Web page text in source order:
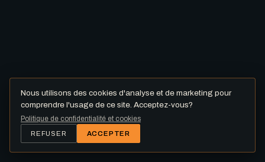
Nous utilisons des cookies d'analyse et de marketing pour
comprendre l'usage de ce site. Acceptez-vous?
Politique de confidentialité et cookies
REFUSER ACCEPTER